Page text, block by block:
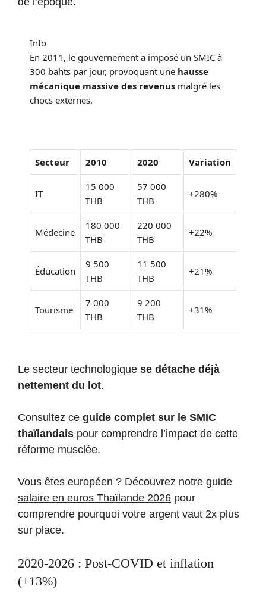
Info
En 2011, le gouvernement a imposé un SMIC à
300 bahts par jour, provoquant une hausse
mécanique massive des revenus malgré les
chocs externes.
Secteur 2010 2020 Variation
IT
15 000
THB
57 000
THB
+280%
Médecine
180 000
THB
220 000
THB
+22%
Éducation
9 500
THB
11 500
THB
+21%
Tourisme
7 000
THB
9 200
THB
+31%
Le secteur technologique se détache déjà
nettement du lot.
Consultez ce guide complet sur le SMIC
thaïlandais pour comprendre l’impact de cette
réforme musclée.
Vous êtes européen ? Découvrez notre guide
salaire en euros Thaïlande 2026 pour
comprendre pourquoi votre argent vaut 2x plus
sur place.
2020-2026 : Post-COVID et inflation
(+13%)